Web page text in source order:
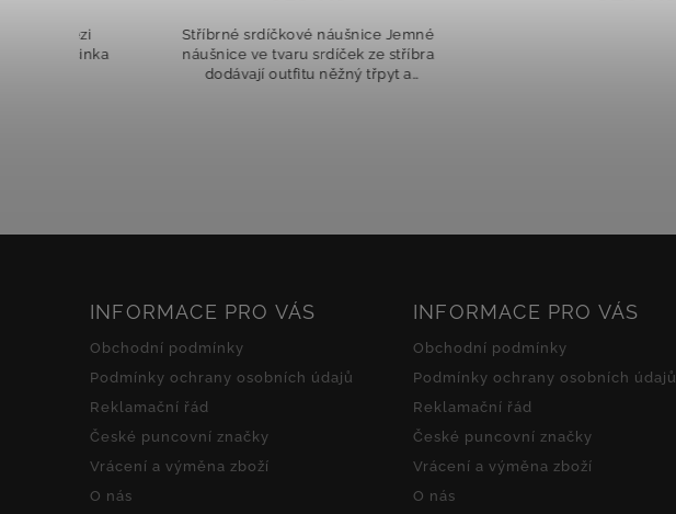
Stříbrné srdíčkové náušnice Jemné
náušnice ve tvaru srdíček ze stříbra
dodávají outfitu něžný třpyt a
INFORMACE PRO VÁS
Obchodní podmínky
Podmínky ochrany osobních údajů
Reklamační řád
České puncovní značky
Vrácení a výměna zboží
O nás
INFORMACE PRO VÁS
Obchodní podmínky
Podmínky ochrany osobních údajů
Reklamační řád
České puncovní značky
Vrácení a výměna zboží
O nás